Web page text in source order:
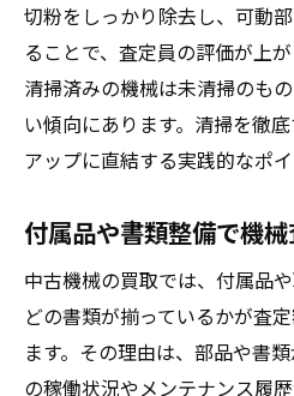
切粉をしっかり除去し、可動
ることで、査定員の評価が上
清掃済みの機械は未清掃のも
い傾向にあります。清掃を徹
アップに直結する実践的なポイ
付属品や書類整備で機
中古機械の買取では、付属品
どの書類が揃っているかが査
ます。その理由は、部品や書
の稼働状況やメンテナンス履